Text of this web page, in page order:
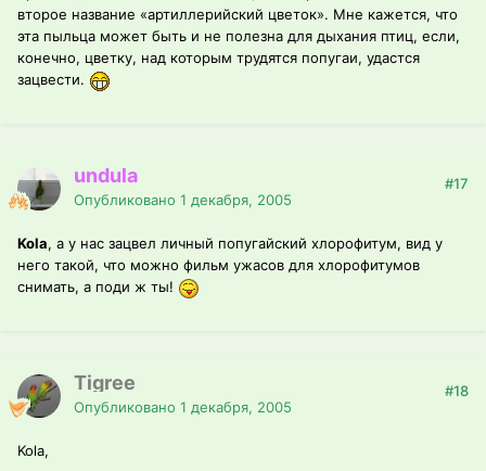
второе название «артиллерийский цветок». Мне кажется, что
эта пыльца может быть и не полезна для дыхания птиц, если,
конечно, цветку, над которым трудятся попугаи, удастся
зацвести.
undula
Опубликовано 1 декабря, 2005
#17
Kola, а у нас зацвел личный попугайский хлорофитум, вид у
него такой, что можно фильм ужасов для хлорофитумов
снимать, а поди ж ты!
Tigree
Опубликовано 1 декабря, 2005
#18
Kola,